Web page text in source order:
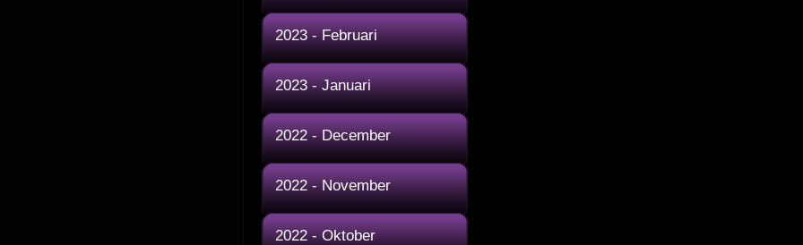
2023 - Februari
2023 - Januari
2022 - December
2022 - November
2022 - Oktober